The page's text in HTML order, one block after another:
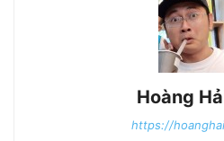
Hoàng
https://